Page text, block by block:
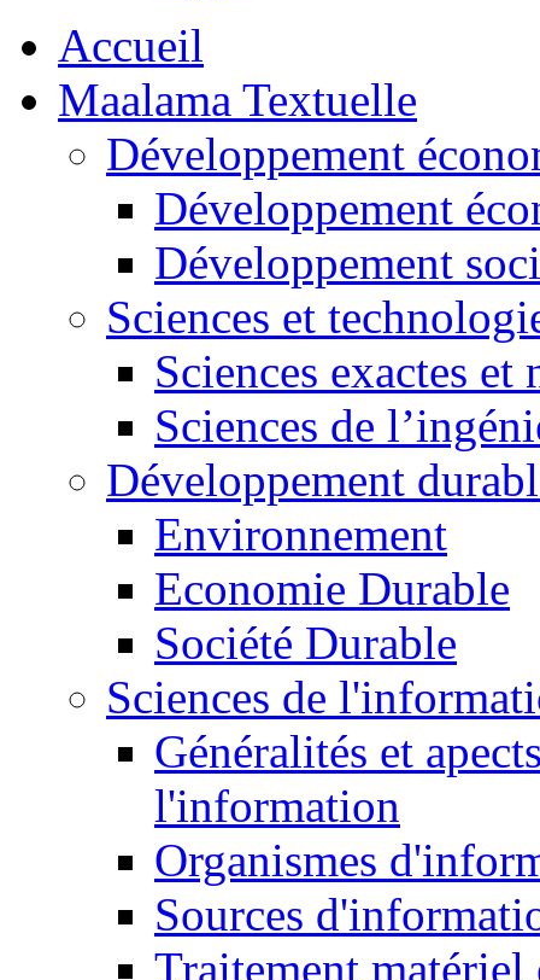
Accueil
Maalama Textuelle
Développement
Développement
Développement
Sciences et
Sciences exactes et
Sciences de
Développement
Environnement
Economie Durable
Société Durable
Sciences de
Généralités et
l'information
Organismes
Sources
Traitement matériel